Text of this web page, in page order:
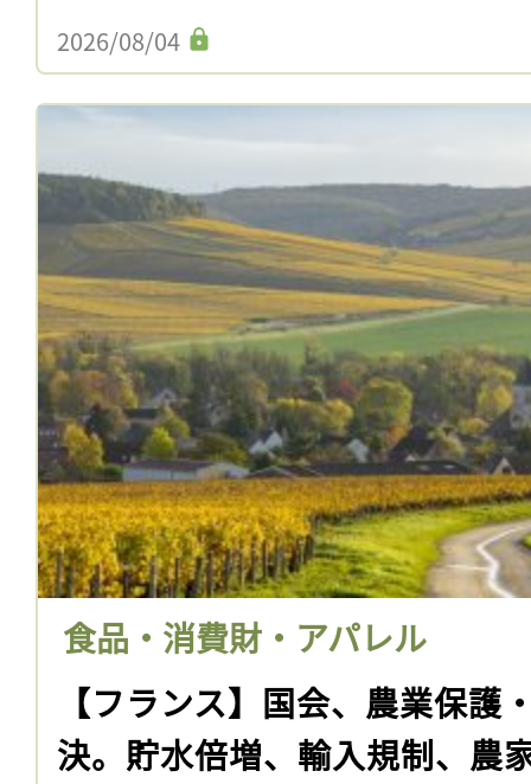
2026/08/04
食品・消費財・アパレル
【フランス】国会、農業保護
決。貯水倍増、輸入規制、農